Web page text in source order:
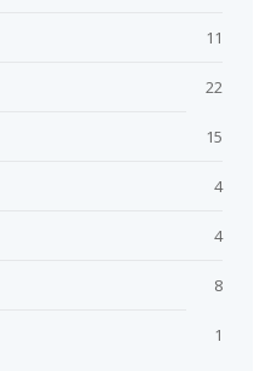
11
22
15
4
4
8
1